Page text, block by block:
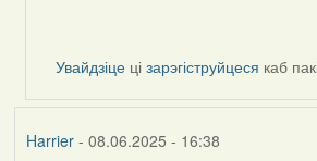
Alla
Geurten
Увайдзіце цізарэгіструйцеся каб
Harrier- 08.06.2025 - 16:38